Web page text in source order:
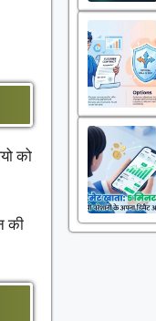
को
की